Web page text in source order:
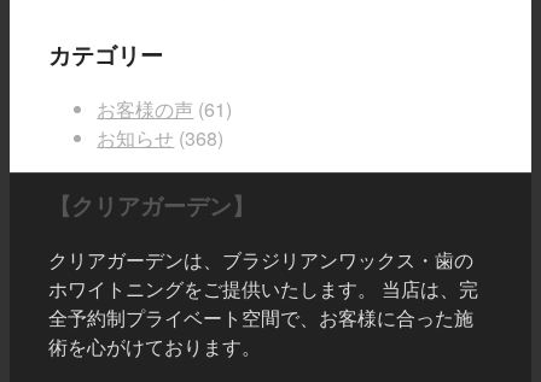
カテゴリー
お客様の声 (61)
お知らせ (368)
【クリアガーデン】
クリアガーデンは、ブラジリアンワックス・歯の
ホワイトニングをご提供いたします。 当店は、完
全予約制プライベート空間で、お客様に合った施
術を心がけております。